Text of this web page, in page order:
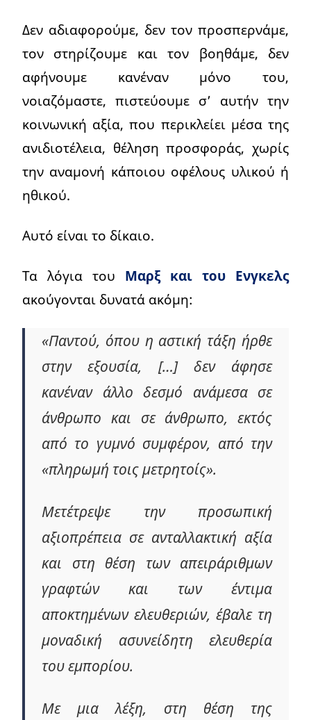
Δεν αδιαφορούμε, δεν τον προσπερνάμε,
τον στηρίζουμε και τον βοηθάμε, δεν
αφήνουμε κανέναν μόνο του,
νοιαζόμαστε, πιστεύουμε σ’ αυτήν την
κοινωνική αξία, που περικλείει μέσα της
ανιδιοτέλεια, θέληση προσφοράς, χωρίς
την αναμονή κάποιου οφέλους υλικού ή
ηθικού.
Αυτό είναι το δίκαιο.
Τα λόγια του Μαρξ και του Ενγκελς
ακούγονται δυνατά ακόμη:
«Παντού, όπου η αστική τάξη ήρθε
στην εξουσία, […] δεν άφησε
κανέναν άλλο δεσμό ανάμεσα σε
άνθρωπο και σε άνθρωπο, εκτός
από το γυμνό συμφέρον, από την
«πληρωμή τοις μετρητοίς».
Μετέτρεψε την προσωπική
αξιοπρέπεια σε ανταλλακτική αξία
και στη θέση των απειράριθμων
γραφτών και των έντιμα
αποκτημένων ελευθεριών, έβαλε τη
μοναδική ασυνείδητη ελευθερία
του εμπορίου.
Με μια λέξη, στη θέση της